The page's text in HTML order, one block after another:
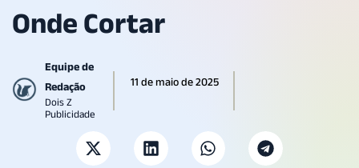
Onde Cortar
Equipe de
Redação
Dois Z
Publicidade
11 de maio de 2025